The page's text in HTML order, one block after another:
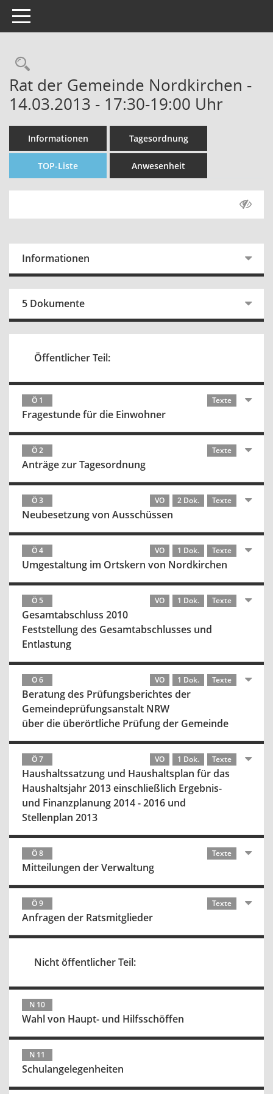
Toggle navigation
Rechercheauswahl
Rat der Gemeinde Nordkirchen -
14.03.2013 - 17:30-19:00 Uhr
Informationen Tagesordnung
TOP-Liste Anwesenheit
Informationen
5 Dokumente
Öffentlicher Teil:
Ö 1 Texte
Fragestunde für die Einwohner
Ö 2 Texte
Anträge zur Tagesordnung
Ö 3 VO 2 Dok. Texte
Neubesetzung von Ausschüssen
Ö 4 VO 1 Dok. Texte
Umgestaltung im Ortskern von Nordkirchen
Ö 5 VO 1 Dok. Texte
Gesamtabschluss 2010
Feststellung des Gesamtabschlusses und
Entlastung
Ö 6 VO 1 Dok. Texte
Beratung des Prüfungsberichtes der
Gemeindeprüfungsanstalt NRW
über die überörtliche Prüfung der Gemeinde
Ö 7 VO 1 Dok. Texte
Haushaltssatzung und Haushaltsplan für das
Haushaltsjahr 2013 einschließlich Ergebnis-
und Finanzplanung 2014 - 2016 und
Stellenplan 2013
Ö 8 Texte
Mitteilungen der Verwaltung
Ö 9 Texte
Anfragen der Ratsmitglieder
Nicht öffentlicher Teil:
N 10
Wahl von Haupt- und Hilfsschöffen
N 11
Schulangelegenheiten